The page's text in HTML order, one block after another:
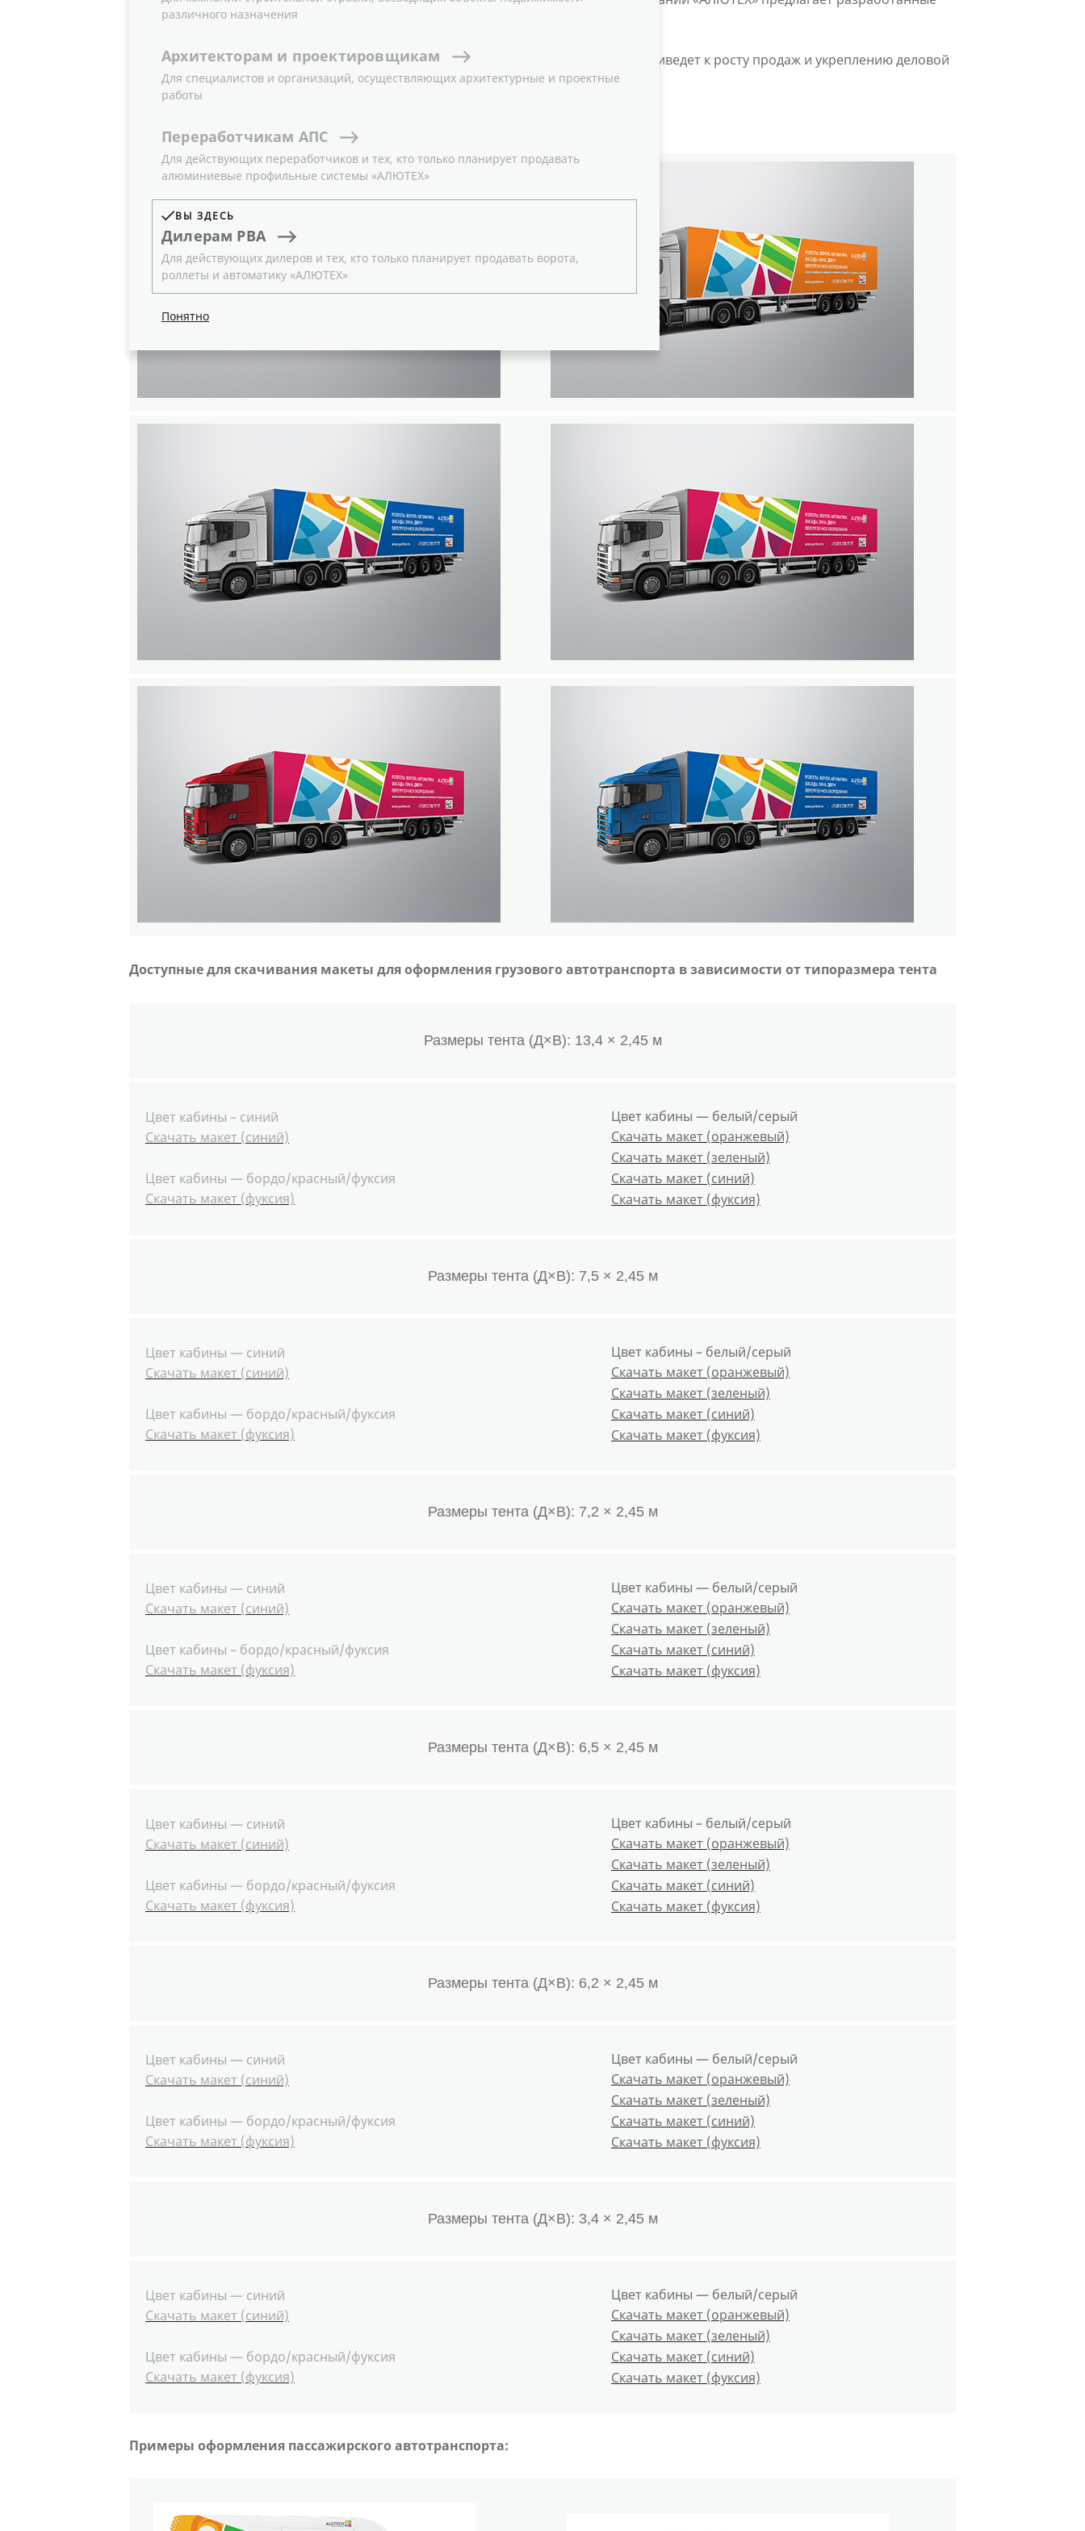
различного назначения
Архитекторам и проектировщикам
Для специалистов и организаций, осуществляющих архитектурные и проектные
работы
Переработчикам АПС
Для действующих переработчиков и тех, кто только планирует продавать
алюминиевые профильные системы «АЛЮТЕХ»
ВЫ ЗДЕСЬ
Дилерам РВА
Для действующих дилеров и тех, кто только планирует продавать ворота,
роллеты и автоматику «АЛЮТЕХ»
Понятно
макеты для оформления грузового и пассажирского автотранспорта.
Данная поддержка позволит повысить эффективность нашего сотрудничества, приведет к росту продаж и укреплению деловой
репутации на рынке защитных конструкций вашего региона.
Доступные для скачивания макеты для оформления грузового автотранспорта в зависимости от типоразмера тента
Размеры тента (Д×В): 13,4 × 2,45 м
Цвет кабины – синий
Скачать макет (синий)
Цвет кабины — бордо/красный/фуксия
Скачать макет (фуксия)
Цвет кабины — белый/серый
Скачать макет (оранжевый)
Скачать макет (зеленый)
Скачать макет (синий)
Скачать макет (фуксия)
Размеры тента (Д×В): 7,5 × 2,45 м
Цвет кабины — синий
Скачать макет (синий)
Цвет кабины — бордо/красный/фуксия
Скачать макет (фуксия)
Цвет кабины – белый/серый
Скачать макет (оранжевый)
Скачать макет (зеленый)
Скачать макет (синий)
Скачать макет (фуксия)
Размеры тента (Д×В): 7,2 × 2,45 м
Цвет кабины — синий
Скачать макет (синий)
Цвет кабины – бордо/красный/фуксия
Скачать макет (фуксия)
Цвет кабины — белый/серый
Скачать макет (оранжевый)
Скачать макет (зеленый)
Скачать макет (синий)
Скачать макет (фуксия)
Размеры тента (Д×В): 6,5 × 2,45 м
Цвет кабины — синий
Скачать макет (синий)
Цвет кабины — бордо/красный/фуксия
Скачать макет (фуксия)
Цвет кабины – белый/серый
Скачать макет (оранжевый)
Скачать макет (зеленый)
Скачать макет (синий)
Скачать макет (фуксия)
Размеры тента (Д×В): 6,2 × 2,45 м
Цвет кабины — синий
Скачать макет (синий)
Цвет кабины — бордо/красный/фуксия
Скачать макет (фуксия)
Цвет кабины — белый/серый
Скачать макет (оранжевый)
Скачать макет (зеленый)
Скачать макет (синий)
Скачать макет (фуксия)
Размеры тента (Д×В): 3,4 × 2,45 м
Цвет кабины — синий
Скачать макет (синий)
Цвет кабины — бордо/красный/фуксия
Скачать макет (фуксия)
Цвет кабины — белый/серый
Скачать макет (оранжевый)
Скачать макет (зеленый)
Скачать макет (синий)
Скачать макет (фуксия)
Примеры оформления пассажирского автотранспорта: